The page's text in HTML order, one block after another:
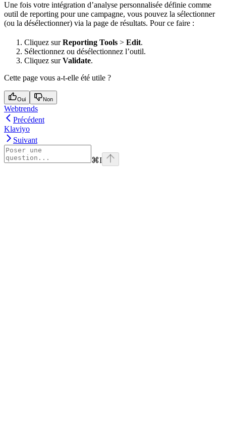
Une fois votre intégration d’analyse personnalisée définie comme
outil de reporting pour une campagne, vous pouvez la sélectionner
(ou la désélectionner) via la page de résultats. Pour ce faire :
Cliquez surReporting Tools > Edit.
Sélectionnez ou désélectionnez l’outil.
Cliquez surValidate.
Cette page vous a-t-elle été utile ?
Oui Non
Webtrends
Précédent
Klaviyo
Suivant
⌘I